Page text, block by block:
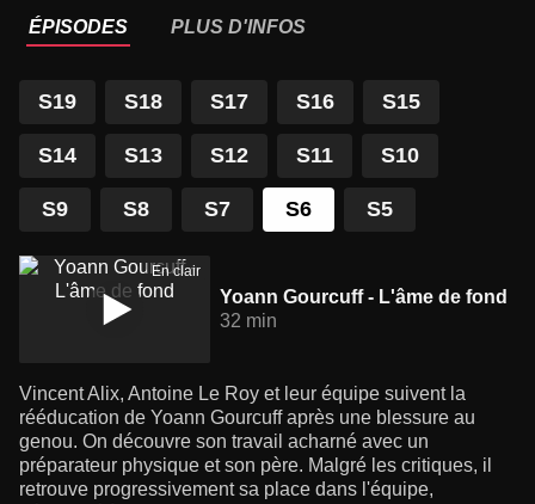
ÉPISODES PLUS D'INFOS
S19 S18 S17 S16 S15
S14 S13 S12 S11 S10
S9 S8 S7 S6 S5
En clair
Yoann Gourcuff - L'âme de fond
32 min
Vincent Alix, Antoine Le Roy et leur équipe suivent la
rééducation de Yoann Gourcuff après une blessure au
genou. On découvre son travail acharné avec un
préparateur physique et son père. Malgré les critiques, il
retrouve progressivement sa place dans l'équipe,